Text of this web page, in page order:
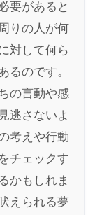
要があると
りの人が何
対して何ら
るのです。
の言動や感
逃さないよ
考えや行動
チェックす
かもしれま
えられる夢